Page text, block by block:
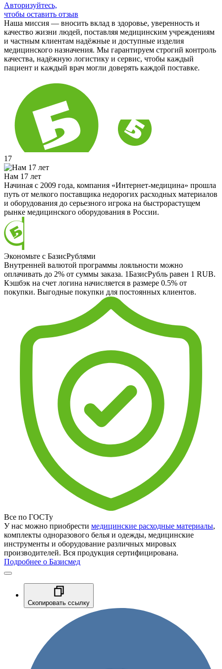
Авторизуйтесь,
чтобы оставить отзыв
Наша миссия — вносить вклад в здоровье, уверенность и
качество жизни людей, поставляя медицинским учреждениям
и частным клиентам надёжные и доступные изделия
медицинского назначения. Мы гарантируем строгий контроль
качества, надёжную логистику и сервис, чтобы каждый
пациент и каждый врач могли доверять каждой поставке.
17
Нам 17 лет
Начиная с 2009 года, компания «Интернет-медицина» прошла
путь от мелкого поставщика недорогих расходных материалов
и оборудования до серьезного игрока на быстрорастущем
рынке медицинского оборудования в России.
Экономьте с БазисРублями
Внутренней валютой программы лояльности можно
оплачивать до 2% от суммы заказа. 1БазисРубль равен 1 RUB.
Кэшбэк на счет логина начисляется в размере 0.5% от
покупки. Выгодные покупки для постоянных клиентов.
Все по ГОСТу
У нас можно приобрести медицинские расходные материалы,
комплекты одноразового белья и одежды, медицинские
инструменты и оборудование различных мировых
производителей. Вся продукция сертифицирована.
Подробнее о Базисмед
Скопировать ссылку